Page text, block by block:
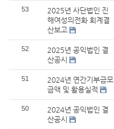
53
2025년 사단법인 진
해여성의전화 회계결
산보고
52
2025년 공익법인 결
산공시
51
2024년 연간기부금모
금액 및 활용실적
50
2024년 공익법인 결
산공시